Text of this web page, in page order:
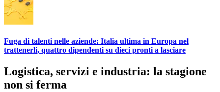
Fuga di talenti nelle aziende: Italia ultima in Europa nel
trattenerli, quattro dipendenti su dieci pronti a lasciare
Logistica, servizi e industria: la stagione
non si ferma